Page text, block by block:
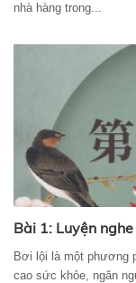
nhà hàng trong...
Bài 1: Luyện
Bơi lội là một phương
cao sức khỏe, ngăn